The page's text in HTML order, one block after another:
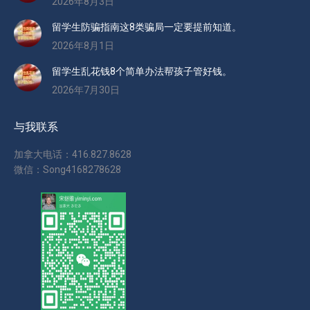
留学生防骗指南这8类骗局一定要提前知道。
2026年8月1日
留学生乱花钱8个简单办法帮孩子管好钱。
2026年7月30日
与我联系
加拿大电话：416.827.8628
微信：Song4168278628